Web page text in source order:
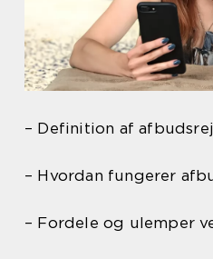
– Definition af
– Hvordan fungerer
– Fordele og ulemper